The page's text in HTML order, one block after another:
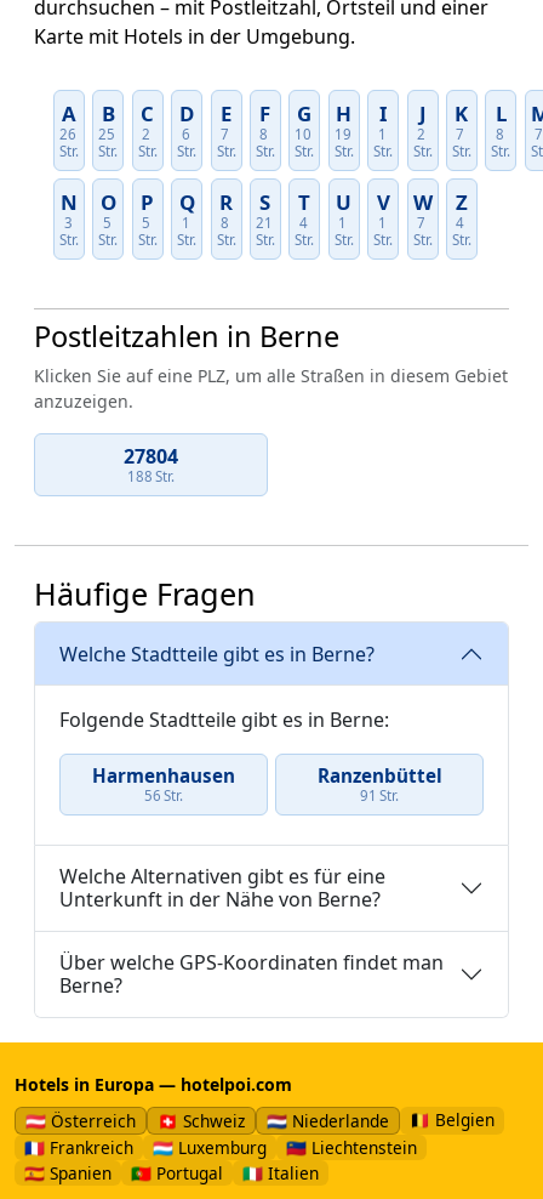
durchsuchen – mit Postleitzahl, Ortsteil und einer
Karte mit Hotels in der Umgebung.
A
26
Str.
B
25
Str.
C
2
Str.
D
6
Str.
E
7
Str.
F
8
Str.
G
10
Str.
H
19
Str.
I
1
Str.
J
2
Str.
K
7
Str.
L
8
Str.
N
3
Str.
O
5
Str.
P
5
Str.
Q
1
Str.
R
8
Str.
S
21
Str.
T
4
Str.
U
1
Str.
V
1
Str.
W
7
Str.
Z
4
Str.
Postleitzahlen in Berne
Klicken Sie auf eine PLZ, um alle Straßen in diesem Gebiet
anzuzeigen.
27804
188 Str.
Häufige Fragen
Welche Stadtteile gibt es in Berne?
Folgende Stadtteile gibt es in Berne:
Harmenhausen
56 Str.
Ranzenbüttel
91 Str.
Welche Alternativen gibt es für eine
Unterkunft in der Nähe von Berne?
Über welche GPS-Koordinaten findet man
Berne?
Hotels in Europa — hotelpoi.com
🇦🇹 Österreich
🇨🇭 Schweiz 🇳🇱 Niederlande
🇧🇪 Belgien
🇫🇷 Frankreich
🇱🇺 Luxemburg
🇱🇮 Liechtenstein
🇪🇸 Spanien
🇵🇹 Portugal 🇮🇹 Italien